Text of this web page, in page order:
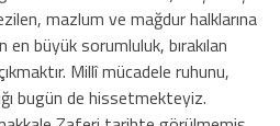
mazlum ve mağdur halklarına
büyük sorumluluk, bırakılan
Millî mücadele ruhunu,
bugün de hissetmekteyiz.